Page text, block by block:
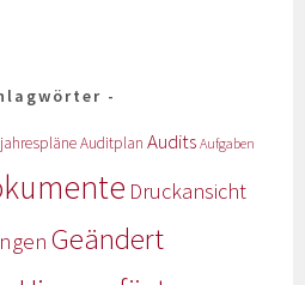
Auditplan Audits Aufgaben
Druckansicht
Geändert